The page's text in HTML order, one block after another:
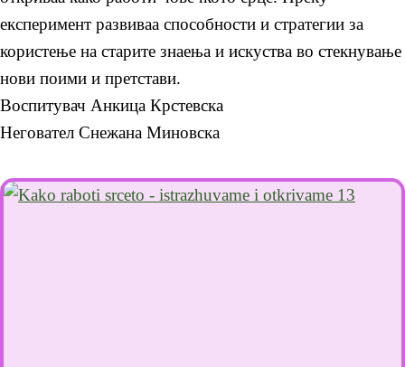
експеримент развиваа способности и стратегии за
користење на старите знаења и искуства во стекнување
нови поими и претстави.
Воспитувач Анкица Крстевска
Неговател Снежана Миновска